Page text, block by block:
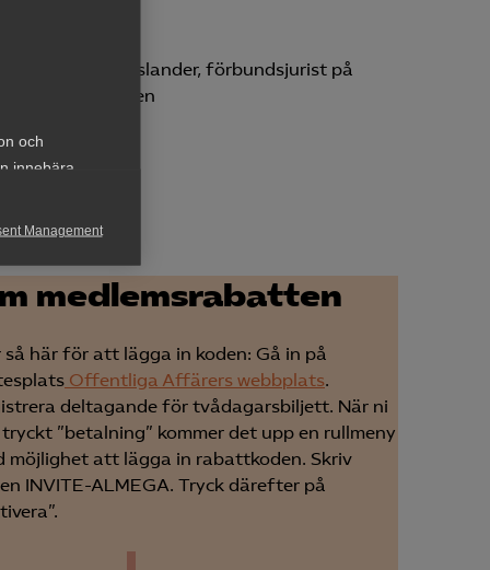
och
innebära
rapportera
att kunna
Management
Nilsson Wieslander, förbundsjurist på
medlemsrabatten
så här för att lägga in koden: Gå in på
Offentliga Affärers webbplats.
deltagande för tvådagarsbiljett. När ni
”betalning” kommer det upp en rullmeny
möjlighet att lägga in rabattkoden. Skriv
INVITE-ALMEGA. Tryck därefter på